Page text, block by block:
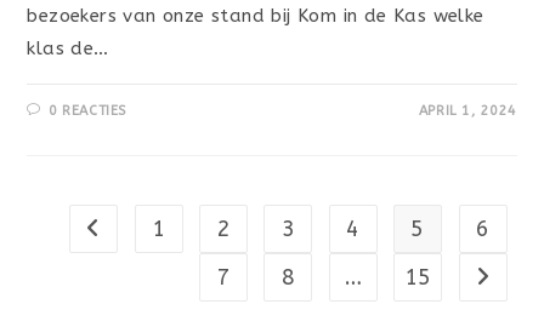
bezoekers van onze stand bij Kom in de Kas welke
klas de…
0 REACTIES APRIL 1, 2024
Naar vorige pagina
1 2 3 4 5
6
7
8 … 15 Naar